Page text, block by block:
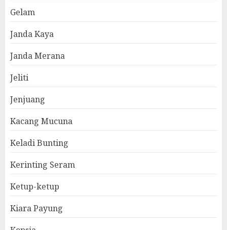
Gelam
Janda Kaya
Janda Merana
Jeliti
Jenjuang
Kacang Mucuna
Keladi Bunting
Kerinting Seram
Ketup-ketup
Kiara Payung